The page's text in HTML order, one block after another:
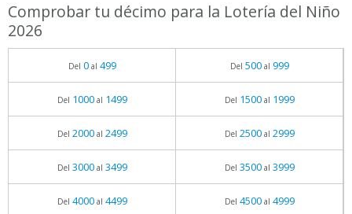
Comprobar tu décimo para la Lotería del Niño
2026
Del 0al 499 Del 500al 999
Del 1000al 1499 Del 1500al 1999
Del 2000al 2499 Del 2500al 2999
Del 3000al 3499 Del 3500al 3999
Del 4000al 4499 Del 4500al 4999